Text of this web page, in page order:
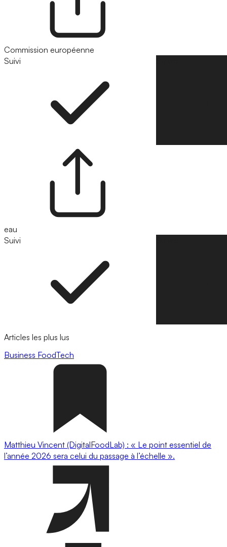
Commission européenne
Suivi
eau
Suivi
Articles les plus lus
Business FoodTech
Matthieu Vincent (DigitalFoodLab) : « Le point essentiel de
l’année 2026 sera celui du passage à l’échelle ».